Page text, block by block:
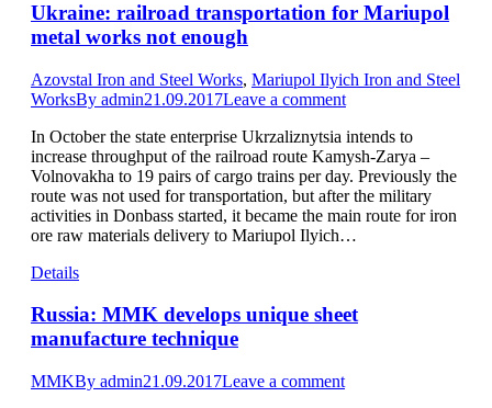
Ukraine: railroad transportation for Mariupol
metal works not enough
Azovstal Iron and Steel Works, Mariupol Ilyich Iron and Steel
WorksBy admin21.09.2017Leave a comment
In October the state enterprise Ukrzaliznytsia intends to
increase throughput of the railroad route Kamysh-Zarya –
Volnovakha to 19 pairs of cargo trains per day. Previously the
route was not used for transportation, but after the military
activities in Donbass started, it became the main route for iron
ore raw materials delivery to Mariupol Ilyich…
Details
Russia: MMK develops unique sheet
manufacture technique
MMKBy admin21.09.2017Leave a comment